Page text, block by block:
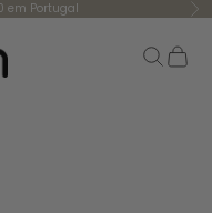
em Portugal
Pesquisar